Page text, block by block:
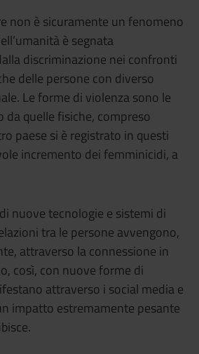
non è sicuramente un fenomeno
è segnata
discriminazione nei confronti
delle persone con diverso
Le forme di violenza sono le
quelle fisiche, compreso
paese si è registrato in questi
incremento dei femminicidi, a
nuove tecnologie e sistemi di
tra le persone avvengono,
attraverso la connessione in
così, con nuove forme di
attraverso i social media e
impatto estremamente pesante